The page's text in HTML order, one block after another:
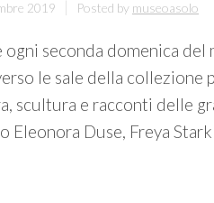
2019 Posted by museoasolo
ogni seconda domenica
le sale della collezione
scultura e racconti delle
Eleonora Duse, Freya